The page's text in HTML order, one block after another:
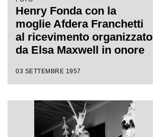
Henry Fonda con la
moglie Afdera Franchetti
al ricevimento organizzato
da Elsa Maxwell in onore
03 SETTEMBRE 1957